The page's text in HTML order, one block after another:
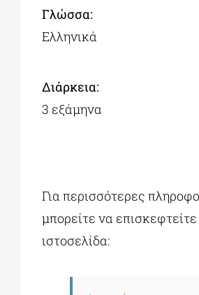
Γλώσσα:
Ελληνικά
Διάρκεια:
3 εξάμηνα
Για περισσότερες
μπορείτε να
ιστοσελίδα: